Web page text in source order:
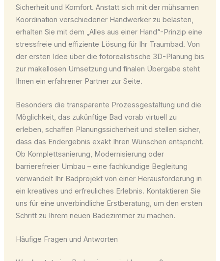
Sicherheit und Komfort. Anstatt sich mit der mühsamen
Koordination verschiedener Handwerker zu belasten,
erhalten Sie mit dem „Alles aus einer Hand“-Prinzip eine
stressfreie und effiziente Lösung für Ihr Traumbad. Von
der ersten Idee über die fotorealistische 3D-Planung bis
zur makellosen Umsetzung und finalen Übergabe steht
Ihnen ein erfahrener Partner zur Seite.
Besonders die transparente Prozessgestaltung und die
Möglichkeit, das zukünftige Bad vorab virtuell zu
erleben, schaffen Planungssicherheit und stellen sicher,
dass das Endergebnis exakt Ihren Wünschen entspricht.
Ob Komplettsanierung, Modernisierung oder
barrierefreier Umbau – eine fachkundige Begleitung
verwandelt Ihr Badprojekt von einer Herausforderung in
ein kreatives und erfreuliches Erlebnis. Kontaktieren Sie
uns für eine unverbindliche Erstberatung, um den ersten
Schritt zu Ihrem neuen Badezimmer zu machen.
Häufige Fragen und Antworten